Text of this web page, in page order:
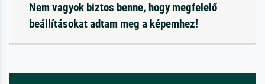
Nem vagyok biztos benne, hogy megfelelő
beállításokat adtam meg a képemhez!